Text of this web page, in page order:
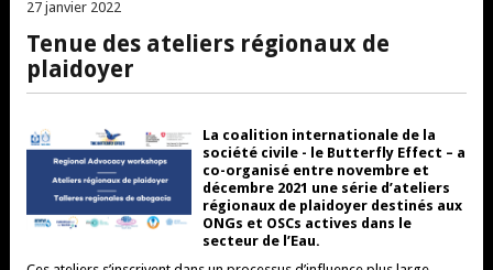
27 janvier 2022
Tenue des ateliers régionaux de
plaidoyer
La coalition internationale de la
société civile - le Butterfly Effect – a
co-organisé entre novembre et
décembre 2021 une série d’ateliers
régionaux de plaidoyer destinés aux
ONGs et OSCs actives dans le
secteur de l’Eau.